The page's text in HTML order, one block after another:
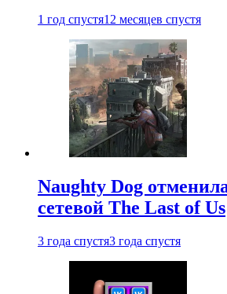
1 год спустя12 месяцев спустя
Naughty Dog
сетевой The Last of Us
3 года спустя3 года спустя